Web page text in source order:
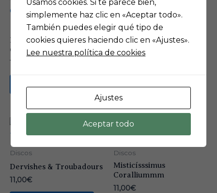
Discos
Burruezo & Nur
Camerata
14,00
Discos
Claustrofobia. Les
TresOrs. 1982-1999
Discos
Dervishes & Troubadours
11,00€
Discos
Misticísssimus
Coralliummm
11,00€
Usamos cookies. Si te parece bien,
simplemente haz clic en «Aceptar todo».
También puedes elegir qué tipo de
cookies quieres haciendo clic en «Ajustes».
Lee nuestra política de cookies
Ajustes
Aceptar todo